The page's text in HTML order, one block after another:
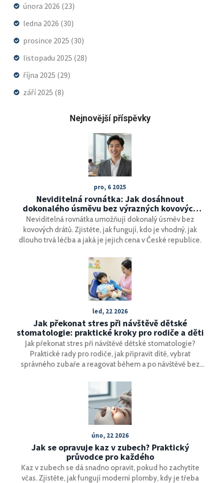
února 2026 (23)
ledna 2026 (30)
prosince 2025 (30)
listopadu 2025 (28)
října 2025 (29)
září 2025 (8)
Nejnovější příspěvky
pro, 6 2025
Neviditelná rovnátka: Jak dosáhnout
dokonalého úsměvu bez výrazných kovových
drátků
Neviditelná rovnátka umožňují dokonalý úsměv bez
kovových drátů. Zjistěte, jak fungují, kdo je vhodný, jak
dlouho trvá léčba a jaká je jejich cena v České republice.
led, 22 2026
Jak překonat stres při návštěvě dětské
stomatologie: praktické kroky pro rodiče a děti
Jak překonat stres při návštěvě dětské stomatologie?
Praktické rady pro rodiče, jak připravit dítě, vybrat
správného zubaře a reagovat během a po návštěvě bez
úno, 22 2026
Jak se opravuje kaz v zubech? Praktický
průvodce pro každého
Kaz v zubech se dá snadno opravit, pokud ho zachytíte
včas. Zjistěte, jak fungují moderní plomby, kdy je třeba